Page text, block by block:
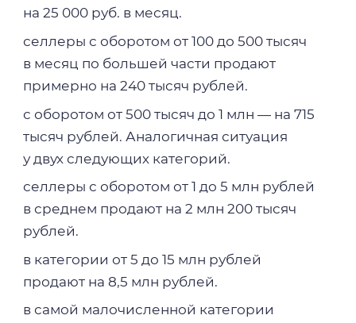
на 25 000 руб. в месяц.
селлеры с оборотом от 100 до 500 тысяч
в месяц по большей части продают
примерно на 240 тысяч рублей.
с оборотом от 500 тысяч до 1 млн — на 715
тысяч рублей. Аналогичная ситуация
у двух следующих категорий.
селлеры с оборотом от 1 до 5 млн рублей
в среднем продают на 2 млн 200 тысяч
рублей.
в категории от 5 до 15 млн рублей
продают на 8,5 млн рублей.
в самой малочисленной категории